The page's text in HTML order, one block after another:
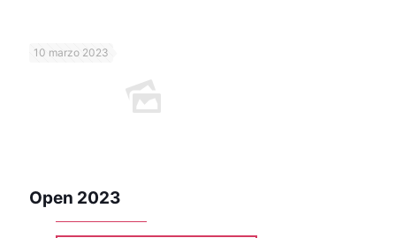
10 marzo 2023
Open 2023